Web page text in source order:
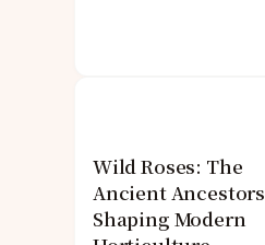
Wild Roses: The
Ancient Ancestors
Shaping Modern